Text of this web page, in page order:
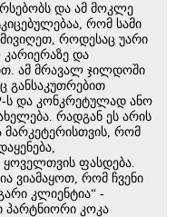
და ამ მოკლე
რომ სამი
როდესაც უარი
და
ამ მრავალ ჯილდოში
განსაკუთრებით
ს და კონკრეტულად ანო
რადგან ეს არის
რომ
ფასდება.
ვიამაყოთ, რომ ჩვენი
კლიენტია“ -
პარტნიორი კოკა